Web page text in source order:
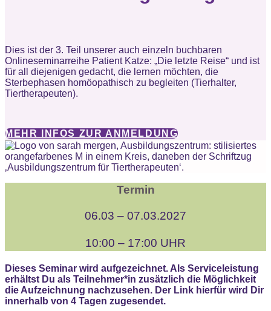
Dies ist der 3. Teil unserer auch einzeln buchbaren
Onlineseminarreihe Patient Katze: „Die letzte Reise“ und ist
für all diejenigen gedacht, die lernen möchten, die
Sterbephasen homöopathisch zu begleiten (Tierhalter,
Tiertherapeuten).
MEHR INFOS ZUR ANMELDUNG
Termin
06.03 – 07.03.2027
10:00 – 17:00 UHR
Dieses Seminar wird aufgezeichnet. Als Serviceleistung
erhältst Du als Teilnehmer*in zusätzlich die Möglichkeit
die Aufzeichnung nachzusehen. Der Link hierfür wird Dir
innerhalb von 4 Tagen zugesendet.